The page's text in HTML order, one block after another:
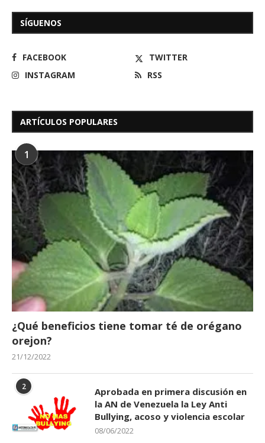
SÍGUENOS
FACEBOOK
TWITTER
INSTAGRAM
RSS
ARTÍCULOS POPULARES
1
¿Qué beneficios tiene tomar té de orégano
orejon?
21/12/2022
2
Aprobada en primera discusión en
la AN de Venezuela la Ley Anti
Bullying, acoso y violencia escolar
08/06/2022